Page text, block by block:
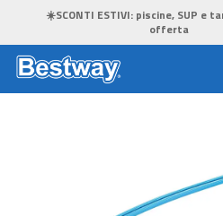
☀️SCONTI ESTIVI: piscine, SUP e
offerta